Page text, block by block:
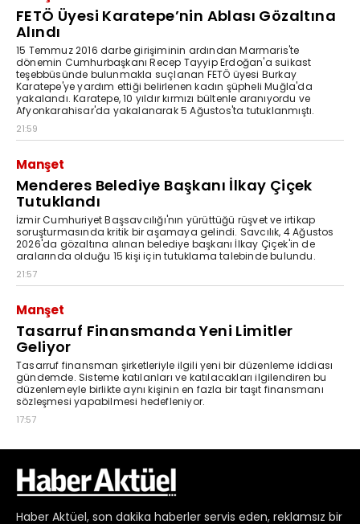
Haber Aktüel, son dakika haberler servis eden, reklamsız bir